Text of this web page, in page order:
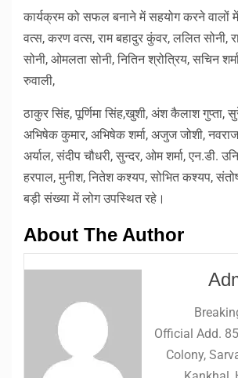
कार्यक्रम को सफल बनाने में सहयोग करने वालों में
वत्स, करण वत्स, राम बहादुर कुंवर, ललित सोनी,
सोनी, ओमलता सोनी, नितिन श्रोत्रिय, सचिन
रुवाली,
ठाकुर सिंह, पूर्णिमा सिंह,खुशी, अंश कैलाश गुप्ता,
अभिषेक कुमार, अभिषेक शर्मा, अजुज जोशी,
अर्याल, संदीप चौधरी, सुन्दर, ओम शर्मा, एन.डी.
हरपाल, मुनीश, नितेश कश्यप, सोभित कश्यप,
बड़ी संख्या में लोग उपस्थित रहे।
About The Author
Official Add.
Colony,